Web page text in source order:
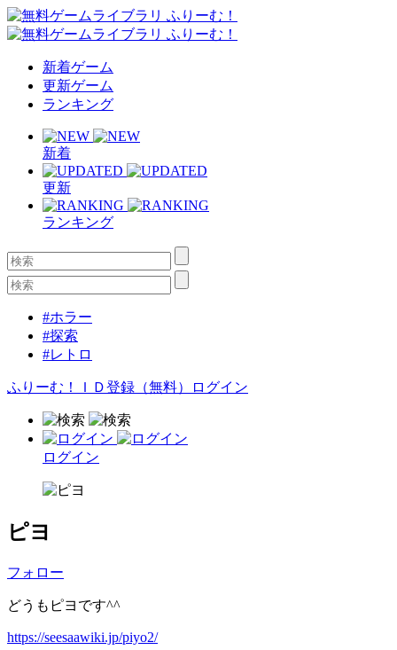
新着ゲーム
更新ゲーム
ランキング
新着
更新
ランキング
#ホラー
#探索
#レトロ
ふりーむ！ＩＤ登録（無料） ログイン
ログイン
ピヨ
フォロー
どうもピヨです^^
https://seesaawiki.jp/piyo2/